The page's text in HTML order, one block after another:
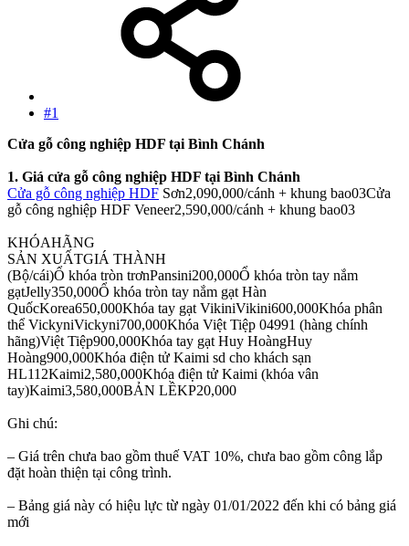
#1
Cửa gỗ công nghiệp HDF tại Bình Chánh
1. Giá cửa gỗ công nghiệp HDF tại Bình Chánh
Cửa gỗ công nghiệp HDF Sơn2,090,000/cánh + khung bao03Cửa
gỗ công nghiệp HDF Veneer2,590,000/cánh + khung bao03
KHÓAHÃNG
SẢN XUẤTGIÁ THÀNH
(Bộ/cái)Ổ khóa tròn trơnPansini200,000Ổ khóa tròn tay nắm
gạtJelly350,000Ổ khóa tròn tay nắm gạt Hàn
QuốcKorea650,000Khóa tay gạt VikiniVikini600,000Khóa phân
thể VickyniVickyni700,000Khóa Việt Tiệp 04991 (hàng chính
hãng)Việt Tiệp900,000Khóa tay gạt Huy HoàngHuy
Hoàng900,000Khóa điện tử Kaimi sd cho khách sạn
HL112Kaimi2,580,000Khóa điện tử Kaimi (khóa vân
tay)Kaimi3,580,000BẢN LỀKP20,000
Ghi chú:
– Giá trên chưa bao gồm thuế VAT 10%, chưa bao gồm công lắp
đặt hoàn thiện tại công trình.
– Bảng giá này có hiệu lực từ ngày 01/01/2022 đến khi có bảng giá
mới